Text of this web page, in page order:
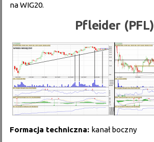
na WIG20.
Pfleider (PFL)
Formacja techniczna: kanał boczny